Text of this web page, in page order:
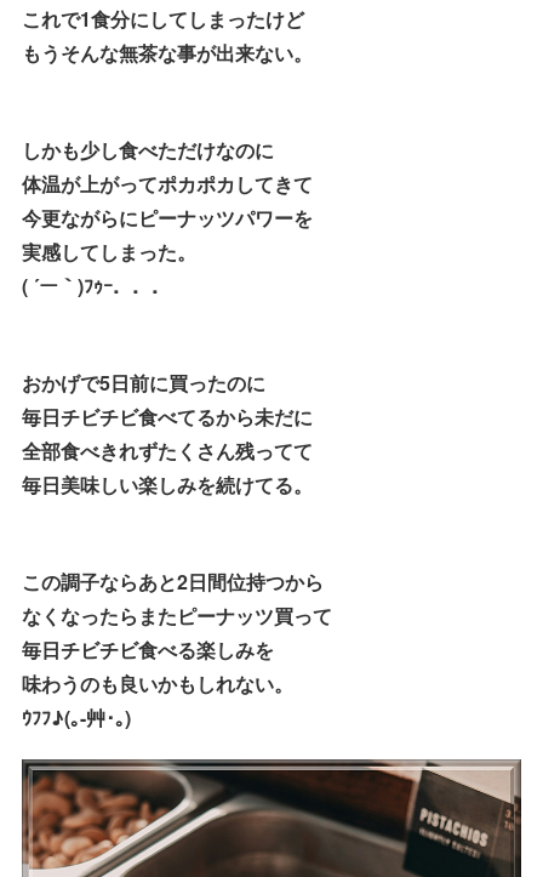
これで1食分にしてしまったけど
もうそんな無茶な事が出来ない。
しかも少し食べただけなのに
体温が上がってポカポカしてきて
今更ながらにピーナッツパワーを
実感してしまった。
( ´ー｀)ﾌｩｰ．．．
おかげで5日前に買ったのに
毎日チビチビ食べてるから未だに
全部食べきれずたくさん残ってて
毎日美味しい楽しみを続けてる。
この調子ならあと2日間位持つから
なくなったらまたピーナッツ買って
毎日チビチビ食べる楽しみを
味わうのも良いかもしれない。
ｳﾌﾌ♪(｡-艸･｡)